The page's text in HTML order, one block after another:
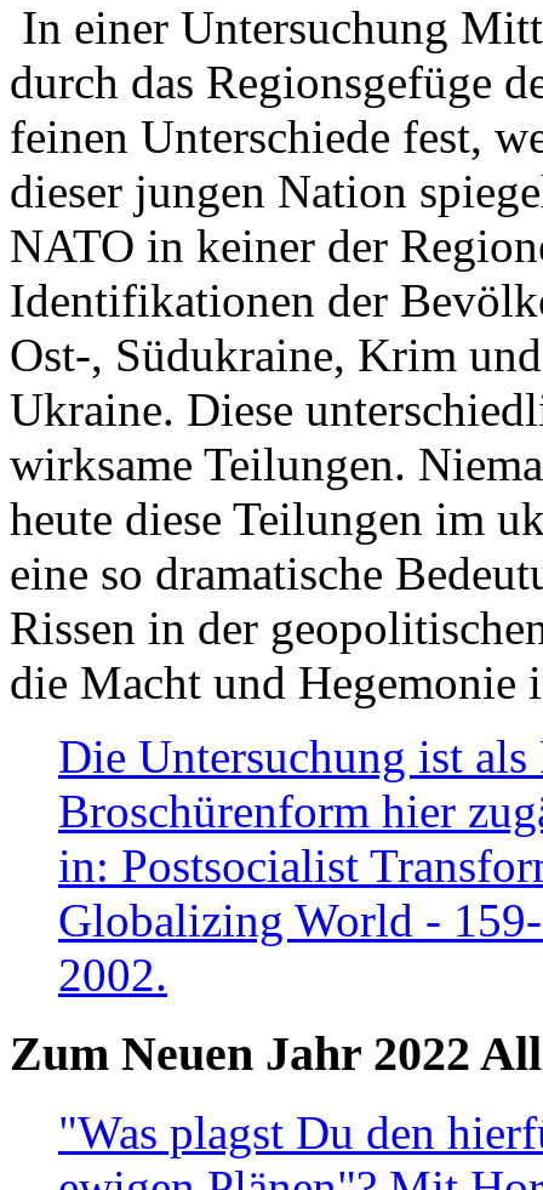
In einer Untersuchung
durch das Regionsgefüge
feinen Unterschiede fest,
dieser jungen Nation
NATO in keiner der
Identifikationen der
Ost-, Südukraine, Krim
Ukraine. Diese
wirksame Teilungen.
heute diese Teilungen im
eine so dramatische
Rissen in der
die Macht und Hegemonie
Die Untersuchung ist
Broschürenform hier
in: Postsocialist
Globalizing World -
2002.
Zum Neuen Jahr 2022
"Was plagst Du den